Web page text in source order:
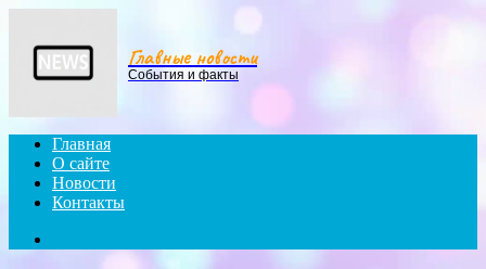
Главные новости
События и факты
Главная
О сайте
Новости
Контакты